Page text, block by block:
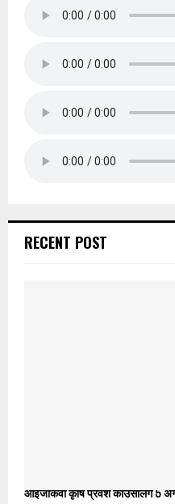
RECENT POST
आईजीकेवी कृषि प्रवेश काउंसलिंग 5